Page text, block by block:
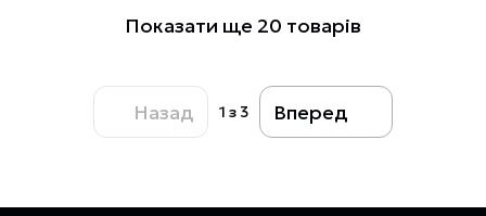
Показати ще 20 товарів
Назад 1 з 3 Вперед